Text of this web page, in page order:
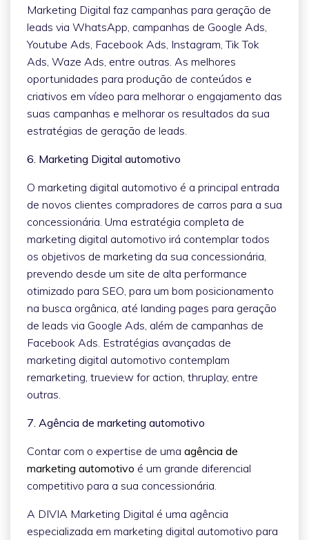
Marketing Digital faz campanhas para geração de
leads via WhatsApp, campanhas de Google Ads,
Youtube Ads, Facebook Ads, Instagram, Tik Tok
Ads, Waze Ads, entre outras. As melhores
oportunidades para produção de conteúdos e
criativos em vídeo para melhorar o engajamento das
suas campanhas e melhorar os resultados da sua
estratégias de geração de leads.
6. Marketing Digital automotivo
O marketing digital automotivo é a principal entrada
de novos clientes compradores de carros para a sua
concessionária. Uma estratégia completa de
marketing digital automotivo irá contemplar todos
os objetivos de marketing da sua concessionária,
prevendo desde um site de alta performance
otimizado para SEO, para um bom posicionamento
na busca orgânica, até landing pages para geração
de leads via Google Ads, além de campanhas de
Facebook Ads. Estratégias avançadas de
marketing digital automotivo contemplam
remarketing, trueview for action, thruplay, entre
outras.
7. Agência de marketing automotivo
Contar com o expertise de uma agência de
marketing automotivo é um grande diferencial
competitivo para a sua concessionária.
A DIVIA Marketing Digital é uma agência
especializada em marketing digital automotivo para